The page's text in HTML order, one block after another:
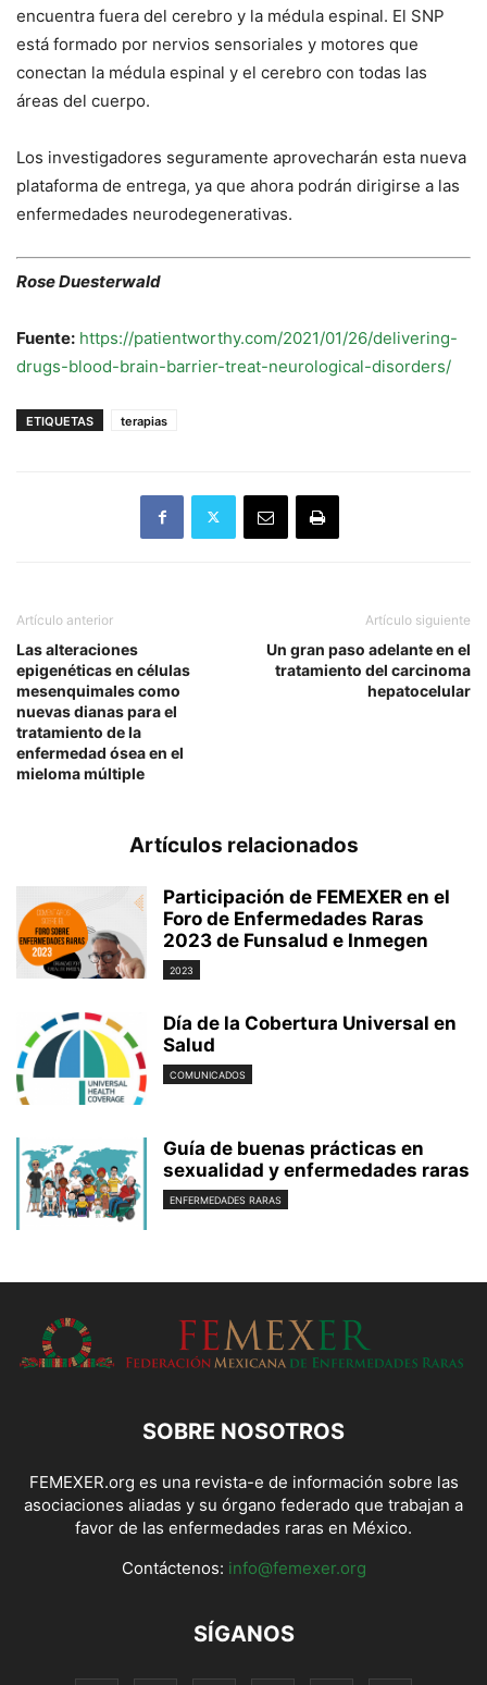
encuentra fuera del cerebro y la médula espinal. El SNP
está formado por nervios sensoriales y motores que
conectan la médula espinal y el cerebro con todas las
áreas del cuerpo.
Los investigadores seguramente aprovecharán esta nueva
plataforma de entrega, ya que ahora podrán dirigirse a las
enfermedades neurodegenerativas.
Rose Duesterwald
Fuente: https://patientworthy.com/2021/01/26/delivering-
drugs-blood-brain-barrier-treat-neurological-disorders/
ETIQUETAS terapias
Artículo anterior
Las alteraciones
epigenéticas en células
mesenquimales como
nuevas dianas para el
tratamiento de la
enfermedad ósea en el
mieloma múltiple
Artículo siguiente
Un gran paso adelante en el
tratamiento del carcinoma
hepatocelular
Artículos relacionados
Participación de FEMEXER en el
Foro de Enfermedades Raras
2023 de Funsalud e Inmegen
2023
Día de la Cobertura Universal en
Salud
COMUNICADOS
Guía de buenas prácticas en
sexualidad y enfermedades raras
ENFERMEDADES RARAS
SOBRE NOSOTROS
FEMEXER.org es una revista-e de información sobre las
asociaciones aliadas y su órgano federado que trabajan a
favor de las enfermedades raras en México.
Contáctenos: info@femexer.org
SÍGANOS